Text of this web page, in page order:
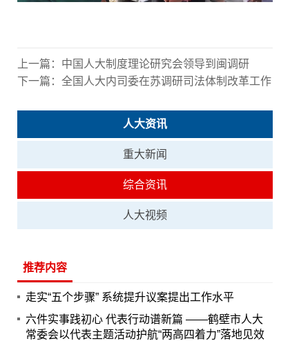
上一篇： 中国人大制度理论研究会领导到闽调研
下一篇： 全国人大内司委在苏调研司法体制改革工作
人大资讯
重大新闻
综合资讯
人大视频
推荐内容
走实“五个步骤” 系统提升议案提出工作水平
六件实事践初心 代表行动谱新篇 ——鹤壁市人大
常委会以代表主题活动护航“两高四着力”落地见效